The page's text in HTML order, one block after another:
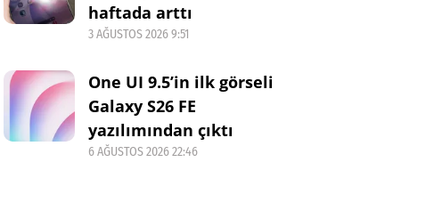
haftada arttı
3 AĞUSTOS 2026 9:51
One UI 9.5’in ilk görseli
Galaxy S26 FE
yazılımından çıktı
6 AĞUSTOS 2026 22:46